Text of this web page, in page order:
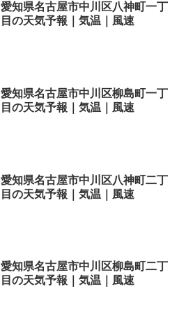
愛知県名古屋市中川区八神町一丁
目の天気予報｜気温｜風速
愛知県名古屋市中川区柳島町一丁
目の天気予報｜気温｜風速
愛知県名古屋市中川区八神町二丁
目の天気予報｜気温｜風速
愛知県名古屋市中川区柳島町二丁
目の天気予報｜気温｜風速